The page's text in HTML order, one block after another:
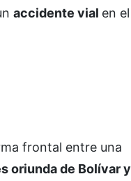
accidente vial en el
frontal entre una
oriunda de Bolívar y